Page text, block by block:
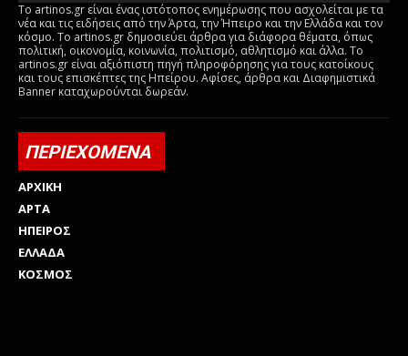
Το artinos.gr είναι ένας ιστότοπος ενημέρωσης που ασχολείται με τα
νέα και τις ειδήσεις από την Άρτα, την Ήπειρο και την Ελλάδα και τον
κόσμο. Το artinos.gr δημοσιεύει άρθρα για διάφορα θέματα, όπως
πολιτική, οικονομία, κοινωνία, πολιτισμό, αθλητισμό και άλλα. Το
artinos.gr είναι αξιόπιστη πηγή πληροφόρησης για τους κατοίκους
και τους επισκέπτες της Ηπείρου. Αφίσες, άρθρα και Διαφημιστικά
Banner καταχωρούνται δωρεάν.
ΠΕΡΙΕΧΟΜΕΝΑ
ΑΡΧΙΚΗ
ΑΡΤΑ
ΗΠΕΙΡΟΣ
ΕΛΛΑΔΑ
ΚΟΣΜΟΣ